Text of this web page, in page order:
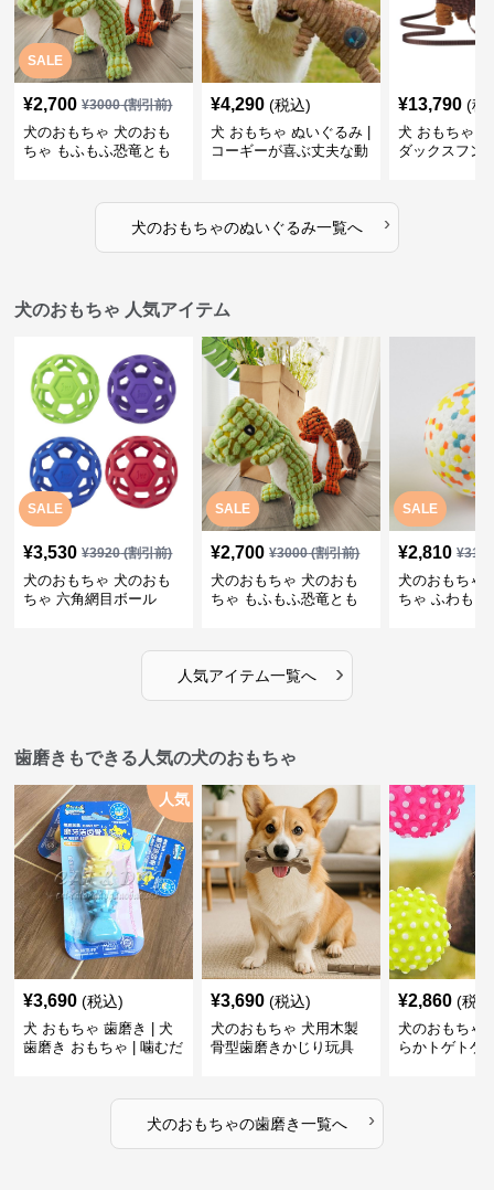
SALE
¥2,700 ¥3000(割引前)
犬のおもちゃ 犬のおも
ちゃ もふもふ恐竜とも
¥4,290 (税込)
犬 おもちゃ ぬいぐるみ |
コーギーが喜ぶ丈夫な動
¥13,790 (税
犬 おもちゃ
ダックスフン
犬のおもちゃのぬいぐるみ一覧へ ›
犬のおもちゃ 人気アイテム
SALE
¥3,530 ¥3920(割引前)
犬のおもちゃ 犬のおも
ちゃ 六角網目ボール
SALE
¥2,700 ¥3000(割引前)
犬のおもちゃ 犬のおも
ちゃ もふもふ恐竜とも
SALE
¥2,810 ¥
犬のおもちゃ
ちゃ ふわもこ
人気アイテム一覧へ ›
歯磨きもできる人気の犬のおもちゃ
人気
¥3,690 (税込)
犬 おもちゃ 歯磨き | 犬
歯磨き おもちゃ | 噛むだ
¥3,690 (税込)
犬のおもちゃ 犬用木製
骨型歯磨きかじり玩具
¥2,860 (税
犬のおもちゃ
らかトゲトゲ
犬のおもちゃの歯磨き一覧へ ›